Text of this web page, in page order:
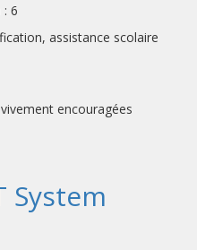
6
assistance scolaire
encouragées
System